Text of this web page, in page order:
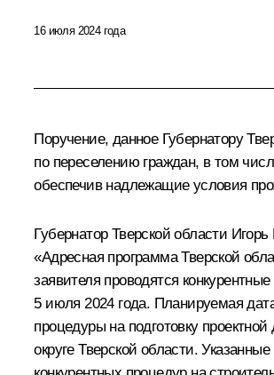
16 июля 2024 года
Поручение, данное Губернатору
по переселению граждан, в том
обеспечив надлежащие условия
Губернатор Тверской области
«Адресная программа Тверской
заявителя проводятся
5 июля 2024 года. Планируемая
процедуры на подготовку
округе Тверской области.